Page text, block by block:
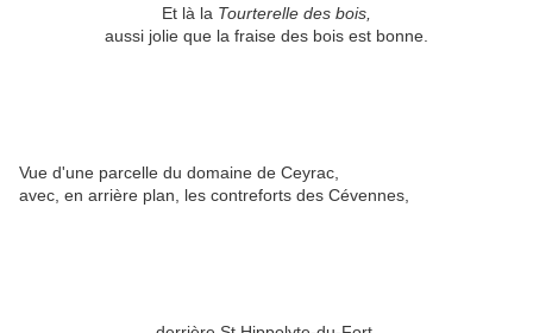
Et là la Tourterelle des bois,
aussi jolie que la fraise des bois est bonne.
Vue d'une parcelle du domaine de Ceyrac,
avec, en arrière plan, les contreforts des Cévennes,